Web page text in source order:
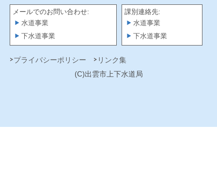
メールでのお問い合わせ:
水道事業
下水道事業
課別連絡先:
水道事業
下水道事業
プライバシーポリシー
リンク集
(C)出雲市上下水道局